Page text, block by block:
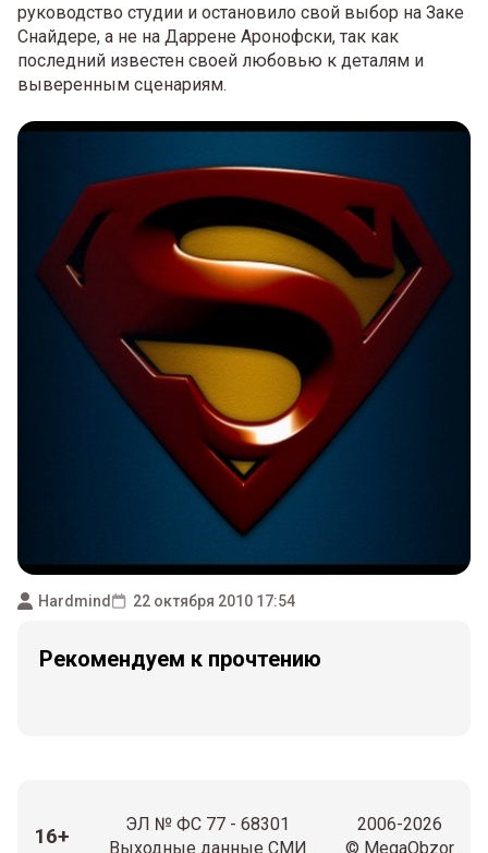
руководство студии и остановило свой выбор на Заке
Снайдере, а не на Даррене Аронофски, так как
последний известен своей любовью к деталям и
выверенным сценариям.
Hardmind 22 октября 2010 17:54
Рекомендуем к прочтению
16+
ЭЛ № ФС 77 - 68301
Выходные данные СМИ
2006-2026
© MegaObzor